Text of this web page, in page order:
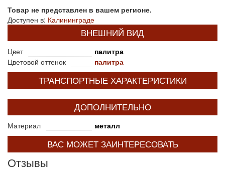
Товар не представлен в вашем регионе.
Доступен в: Калининграде
ВНЕШНИЙ ВИД
Цвет
палитра
Цветовой оттенок
палитра
ТРАНСПОРТНЫЕ ХАРАКТЕРИСТИКИ
ДОПОЛНИТЕЛЬНО
Материал металл
ВАС МОЖЕТ ЗАИНТЕРЕСОВАТЬ
Отзывы